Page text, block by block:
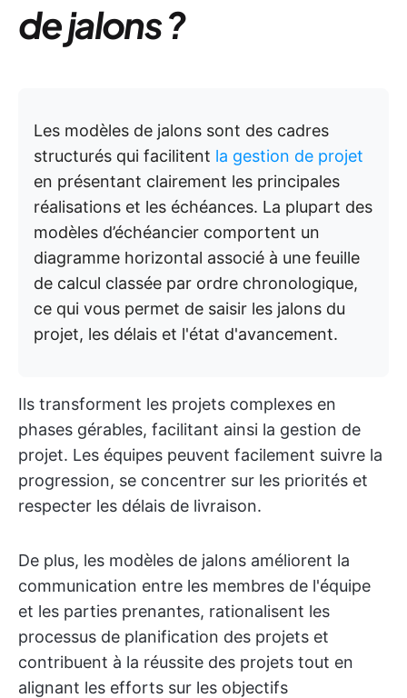
de jalons ?
Les modèles de jalons sont des cadres
structurés qui facilitent la gestion de projet
en présentant clairement les principales
réalisations et les échéances. La plupart des
modèles d’échéancier comportent un
diagramme horizontal associé à une feuille
de calcul classée par ordre chronologique,
ce qui vous permet de saisir les jalons du
projet, les délais et l'état d'avancement.
Ils transforment les projets complexes en
phases gérables, facilitant ainsi la gestion de
projet. Les équipes peuvent facilement suivre la
progression, se concentrer sur les priorités et
respecter les délais de livraison.
De plus, les modèles de jalons améliorent la
communication entre les membres de l'équipe
et les parties prenantes, rationalisent les
processus de planification des projets et
contribuent à la réussite des projets tout en
alignant les efforts sur les objectifs